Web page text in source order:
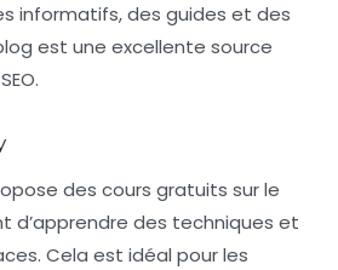
informatifs, des guides et des
est une excellente source
des cours gratuits sur le
d’apprendre des techniques et
Cela est idéal pour les